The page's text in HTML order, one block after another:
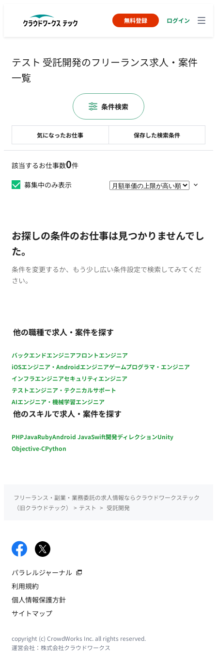
無料登録 ログイン
テスト 受託開発のフリーランス求人・案件
一覧
該当するお仕事数0件
募集中のみ表示
お探しの条件のお仕事は見つかりませんでし
た。
条件を変更するか、もう少し広い条件設定で検索してみてくだ
さい。
他の職種で求人・案件を探す
バックエンドエンジニアフロントエンジニア
iOSエンジニア・Androidエンジニアゲームプログラマ・エンジニア
インフラエンジニアセキュリティエンジニア
テストエンジニア・テクニカルサポート
AIエンジニア・機械学習エンジニア
他のスキルで求人・案件を探す
PHPJavaRubyAndroid JavaSwift開発ディレクションUnity
Objective-CPython
気になったお仕事 保存した検索条件
条件検索
フリーランス・副業・業務委託の求人情報ならクラウドワークステック
（旧クラウドテック）
> テスト > 受託開発
パラレルジャーナル
利用規約
個人情報保護方針
サイトマップ
copyright (c) CrowdWorks Inc. all rights reserved.
運営会社： 株式会社クラウドワークス